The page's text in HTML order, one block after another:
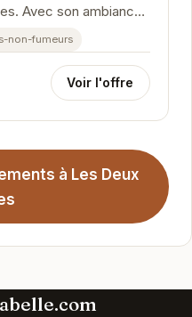
Avec son ambiance
modernes, il...
non-fumeurs
Voir l'offre
à Les Deux